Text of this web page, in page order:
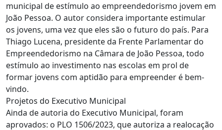
municipal de estímulo ao empreendedorismo jovem em
João Pessoa. O autor considera importante estimular
os jovens, uma vez que eles são o futuro do país. Para
Thiago Lucena, presidente da Frente Parlamentar do
Empreendedorismo na Câmara de João Pessoa, todo
estímulo ao investimento nas escolas em prol de
formar jovens com aptidão para empreender é bem-
vindo.
Projetos do Executivo Municipal
Ainda de autoria do Executivo Municipal, foram
aprovados: o PLO 1506/2023, que autoriza a realocação